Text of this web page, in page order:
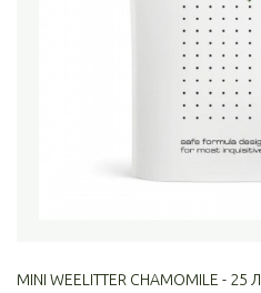
MINI WEELITTER CHAMOMILE - 25 Л